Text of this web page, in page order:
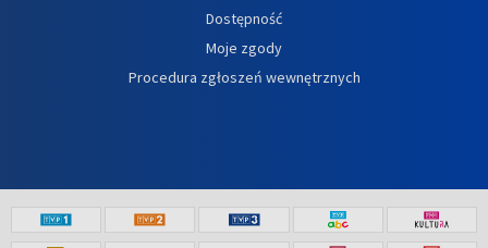
Dostępność
Moje zgody
Procedura zgłoszeń wewnętrznych